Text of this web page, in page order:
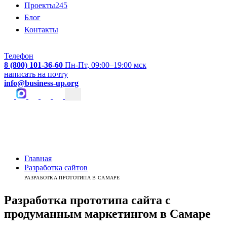
Проекты245
Блог
Контакты
Телефон
8 (800) 101-36-60 Пн-Пт, 09:00–19:00 мск
написать на почту
info@business-up.org
Главная
Разработка сайтов
РАЗРАБОТКА ПРОТОТИПА В САМАРЕ
Разработка прототипа сайта с
продуманным маркетингом в Самаре